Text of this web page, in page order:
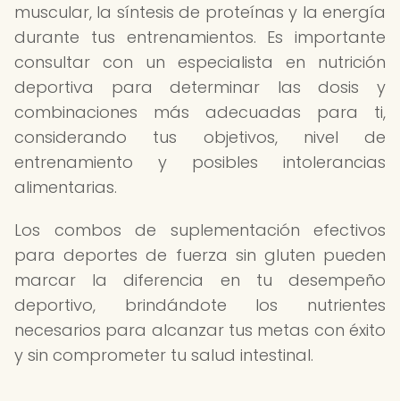
muscular, la síntesis de proteínas y la energía
durante tus entrenamientos. Es importante
consultar con un especialista en nutrición
deportiva para determinar las dosis y
combinaciones más adecuadas para ti,
considerando tus objetivos, nivel de
entrenamiento y posibles intolerancias
alimentarias.
Los combos de suplementación efectivos
para deportes de fuerza sin gluten pueden
marcar la diferencia en tu desempeño
deportivo, brindándote los nutrientes
necesarios para alcanzar tus metas con éxito
y sin comprometer tu salud intestinal.